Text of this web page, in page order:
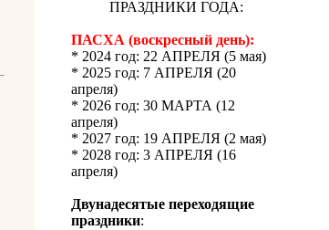
ПРАЗДНИКИ ГОДА:
ПАСХА (воскресный день):
* 2024 год: 22 АПРЕЛЯ (5 мая)
* 2025 год: 7 АПРЕЛЯ (20
апреля)
* 2026 год: 30 МАРТА (12
апреля)
* 2027 год: 19 АПРЕЛЯ (2 мая)
* 2028 год: 3 АПРЕЛЯ (16
апреля)
Двунадесятые переходящие
праздники: